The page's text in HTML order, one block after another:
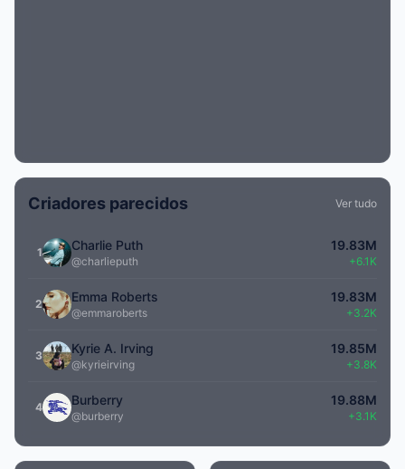
Criadores parecidos Ver tudo
1 Charlie Puth
@charlieputh
19.83M
+6.1K
2 Emma Roberts
@emmaroberts
19.83M
+3.2K
3 Kyrie A. Irving
@kyrieirving
19.85M
+3.8K
4 Burberry
@burberry
19.88M
+3.1K